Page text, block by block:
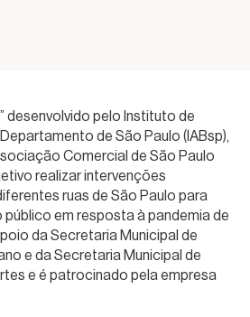
desenvolvido pelo Instituto de
de São Paulo (IABsp),
Comercial de São Paulo
realizar intervenções
ruas de São Paulo para
em resposta à pandemia de
da Secretaria Municipal de
e da Secretaria Municipal de
e é patrocinado pela empresa